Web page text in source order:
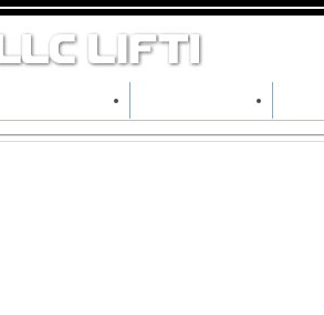
КАТАЛОГ ТЕХНИКИ ПРОИЗВОДИТЕЛИ